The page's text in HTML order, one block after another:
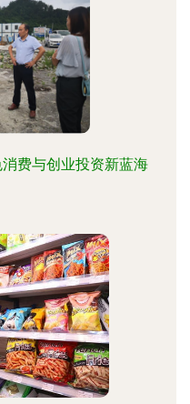
费与创业投资新蓝海